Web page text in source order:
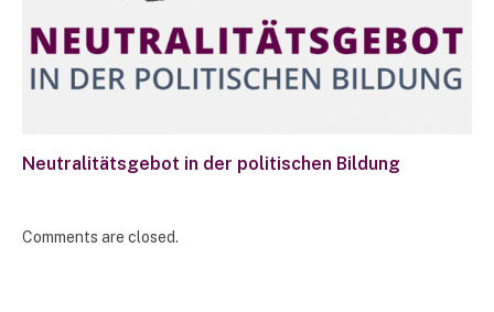
Neutralitätsgebot in der politischen Bildung
Comments are closed.